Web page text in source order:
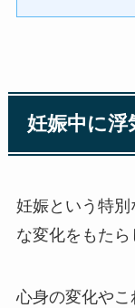
妊娠中に浮
妊娠という特別
な変化をもたら
心身の変化や